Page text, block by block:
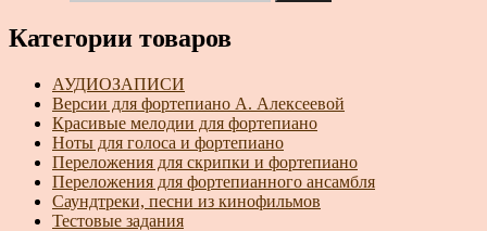
Категории товаров
АУДИОЗАПИСИ
Версии для фортепиано А. Алексеевой
Красивые мелодии для фортепиано
Ноты для голоса и фортепиано
Переложения для скрипки и фортепиано
Переложения для фортепианного ансамбля
Саундтреки, песни из кинофильмов
Тестовые задания